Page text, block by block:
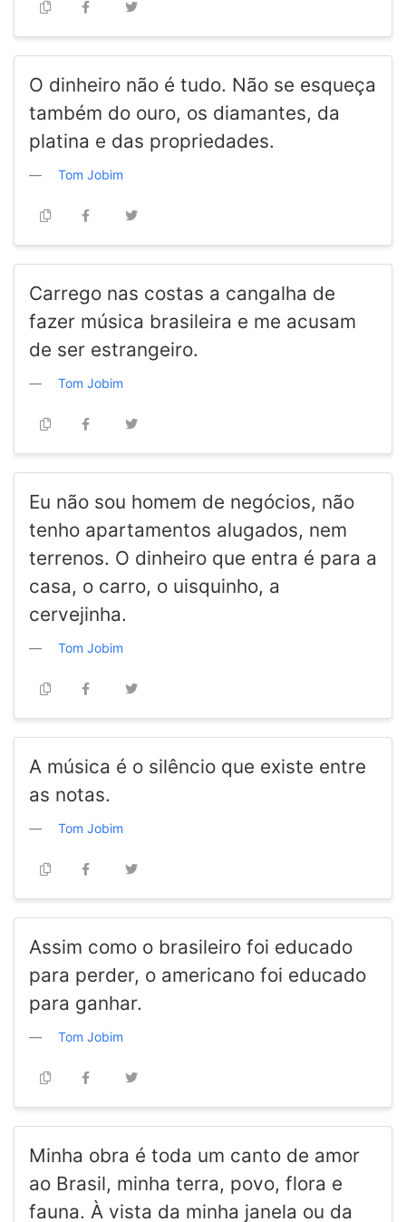
O dinheiro não é tudo. Não se esqueça
também do ouro, os diamantes, da
platina e das propriedades.
Tom Jobim
Carrego nas costas a cangalha de
fazer música brasileira e me acusam
de ser estrangeiro.
Tom Jobim
Eu não sou homem de negócios, não
tenho apartamentos alugados, nem
terrenos. O dinheiro que entra é para a
casa, o carro, o uisquinho, a
cervejinha.
Tom Jobim
A música é o silêncio que existe entre
as notas.
Tom Jobim
Assim como o brasileiro foi educado
para perder, o americano foi educado
para ganhar.
Tom Jobim
Minha obra é toda um canto de amor
ao Brasil, minha terra, povo, flora e
fauna. À vista da minha janela ou da